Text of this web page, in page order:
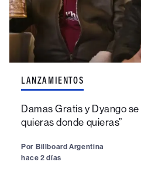
LANZAMIENTOS
Damas Gratis y Dyango
quieras donde quieras”
Por Billboard Argentina
hace 2 días